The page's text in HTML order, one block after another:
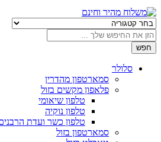
חפש
סלולר
סמארטפון מהדרין
פלאפון מקשים בזול
טלפון שיאומי
טלפון נוקיה
טלפון כשר ועדת
סמארטפון בזול